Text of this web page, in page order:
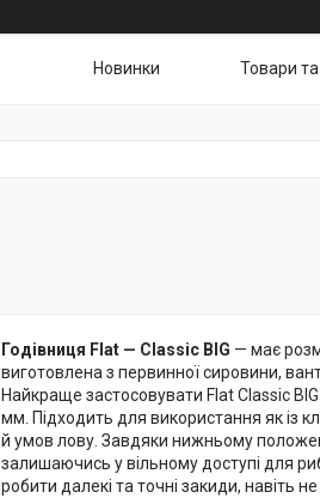
Новинки Товари
Годівниця Flat — Classic BIG — має
виготовлена з первинної сировини,
Найкраще застосовувати Flat Classic
мм. Підходить для використання як із
й умов лову. Завдяки нижньому
залишаючись у вільному доступі для
робити далекі та точні закиди, навіть